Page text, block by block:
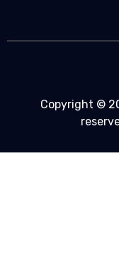
Copyright ©